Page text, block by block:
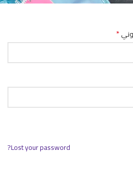
*
Lost your password?